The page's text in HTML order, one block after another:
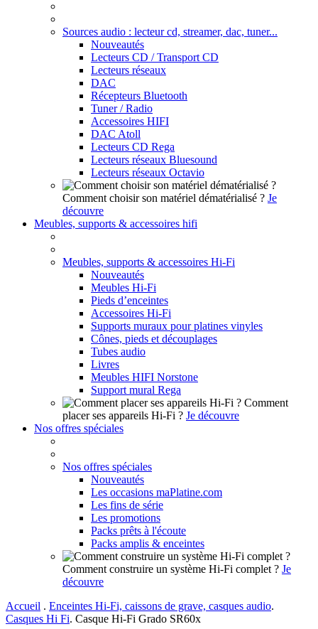
Sources audio : lecteur cd, streamer, dac, tuner...
Nouveautés
Lecteurs CD / Transport CD
Lecteurs réseaux
DAC
Récepteurs Bluetooth
Tuner / Radio
Accessoires HIFI
DAC Atoll
Lecteurs CD Rega
Lecteurs réseaux Bluesound
Lecteurs réseaux Octavio
Comment choisir son matériel dématérialisé ? Je
découvre
Meubles, supports & accessoires hifi
Meubles, supports & accessoires Hi-Fi
Nouveautés
Meubles Hi-Fi
Pieds d’enceintes
Accessoires Hi-Fi
Supports muraux pour platines vinyles
Cônes, pieds et découplages
Tubes audio
Livres
Meubles HIFI Norstone
Support mural Rega
Comment
placer ses appareils Hi-Fi ? Je découvre
Nos offres spéciales
Nos offres spéciales
Nouveautés
Les occasions maPlatine.com
Les fins de série
Les promotions
Packs prêts à l'écoute
Packs amplis & enceintes
Comment construire un système Hi-Fi complet ? Je
découvre
Accueil . Enceintes Hi-Fi, caissons de grave, casques audio.
Casques Hi Fi. Casque Hi-Fi Grado SR60x